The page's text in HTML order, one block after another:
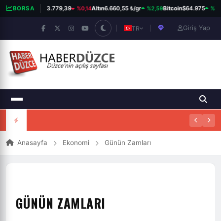
BORSA
BIST 100 13.779,39 %0,14Altın6.660,55 ₺/gr %2,59Bitcoin$64.975 %0,11
TR Giriş Yap
Anasayfa Ekonomi Günün Zamları
GÜNÜN ZAMLARI